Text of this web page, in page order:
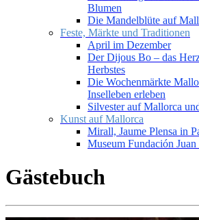
Blumen
Die Mandelblüte auf
Feste, Märkte und Traditionen
April im Dezember
Der Dijous Bo – das
Herbstes
Die Wochenmärkte
Inselleben erleben
Silvester auf Mallorca
Kunst auf Mallorca
Mirall, Jaume Plensa in
Museum Fundación
Gästebuch